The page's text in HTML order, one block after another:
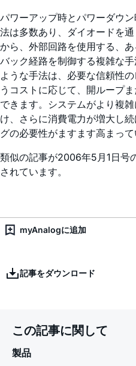
パワーアップ時とパワーダウ
法は多数あり、ダイオードを
から、外部回路を使用する、
バック経路を制御する複雑な
ような手法は、必要な信頼性
うコストに応じて、開ループ
できます。システムがより複
け、さらに消費電力が増大し
グの必要性がますます高まって
類似の記事が2006年5月1日号
されています。
myAnalogに追加
記事をダウンロード
この記事に関して
製品